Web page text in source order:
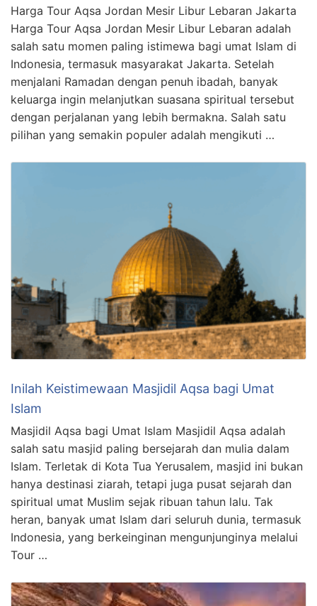
Harga Tour Aqsa Jordan Mesir Libur Lebaran Jakarta
Harga Tour Aqsa Jordan Mesir Libur Lebaran adalah
salah satu momen paling istimewa bagi umat Islam di
Indonesia, termasuk masyarakat Jakarta. Setelah
menjalani Ramadan dengan penuh ibadah, banyak
keluarga ingin melanjutkan suasana spiritual tersebut
dengan perjalanan yang lebih bermakna. Salah satu
pilihan yang semakin populer adalah mengikuti …
Inilah Keistimewaan Masjidil Aqsa bagi Umat
Islam
Masjidil Aqsa bagi Umat Islam Masjidil Aqsa adalah
salah satu masjid paling bersejarah dan mulia dalam
Islam. Terletak di Kota Tua Yerusalem, masjid ini bukan
hanya destinasi ziarah, tetapi juga pusat sejarah dan
spiritual umat Muslim sejak ribuan tahun lalu. Tak
heran, banyak umat Islam dari seluruh dunia, termasuk
Indonesia, yang berkeinginan mengunjunginya melalui
Tour …